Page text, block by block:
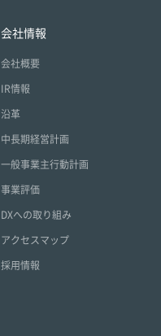
会社情報
会社概要
IR情報
沿革
中長期経営計画
一般事業主行動計画
事業評価
DXへの取り組み
アクセスマップ
採用情報